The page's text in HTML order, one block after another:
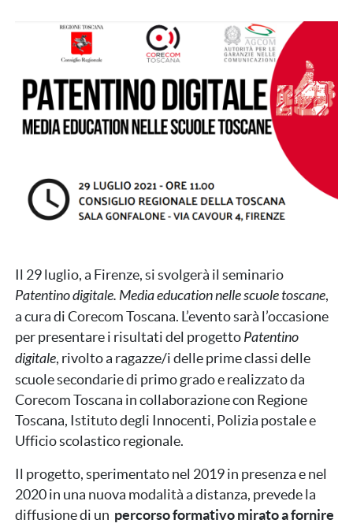
Immagine
Il 29 luglio, a Firenze, si svolgerà il seminario
Patentino digitale. Media education nelle scuole toscane,
a cura di Corecom Toscana. L’evento sarà l’occasione
per presentare i risultati del progetto Patentino
digitale, rivolto a ragazze/i delle prime classi delle
scuole secondarie di primo grado e realizzato da
Corecom Toscana in collaborazione con Regione
Toscana, Istituto degli Innocenti, Polizia postale e
Ufficio scolastico regionale.
Il progetto, sperimentato nel 2019 in presenza e nel
2020 in una nuova modalità a distanza, prevede la
diffusione di un percorso formativo mirato a fornire